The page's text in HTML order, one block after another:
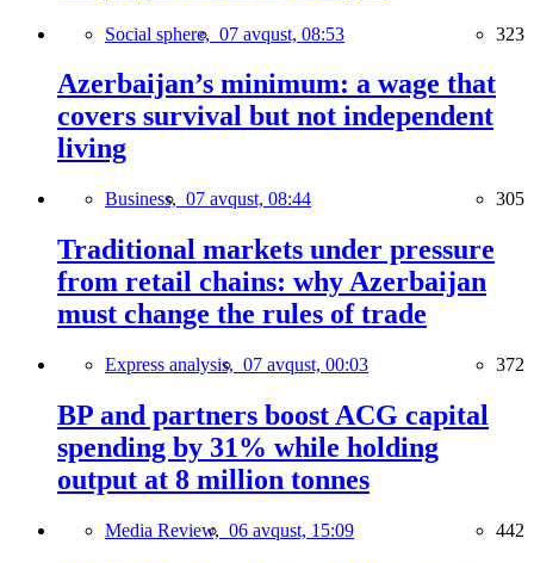
Social sphere, 07 avqust, 08:53 323
Azerbaijan’s minimum: a wage that
covers survival but not independent
living
Business, 07 avqust, 08:44 305
Traditional markets under pressure
from retail chains: why Azerbaijan
must change the rules of trade
Express analysis, 07 avqust, 00:03 372
BP and partners boost ACG capital
spending by 31% while holding
output at 8 million tonnes
Media Review, 06 avqust, 15:09 442